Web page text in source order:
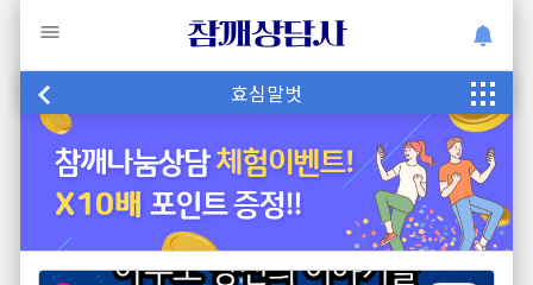
참깨상담사
효심말벗